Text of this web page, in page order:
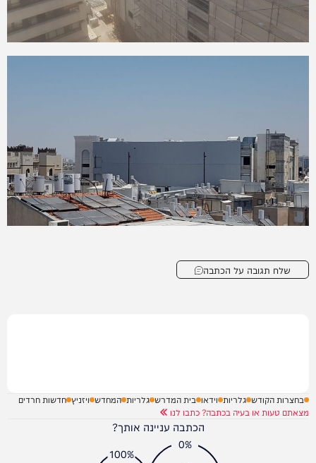
שלח תגובה על הכתבה
בחצרות הקודש גלריות וידאו בית המדרש גלריות המחדש ויזניץ חדשות חרדים
מצאתם טעות או בעיה בכתבה? כתבו לנו
הכתבה עניינה אותך?
0%
100%